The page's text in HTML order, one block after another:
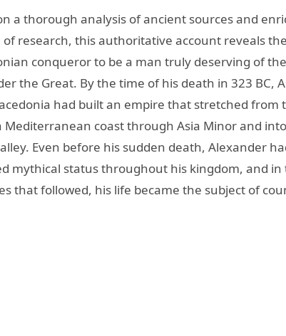
a thorough analysis of ancient sources and
research, this authoritative account reveals the
conqueror to be a man truly deserving of
the Great. By the time of his death in 323 BC,
had built an empire that stretched from
Mediterranean coast through Asia Minor and
Even before his sudden death, Alexander
mythical status throughout his kingdom, and in
that followed, his life became the subject of